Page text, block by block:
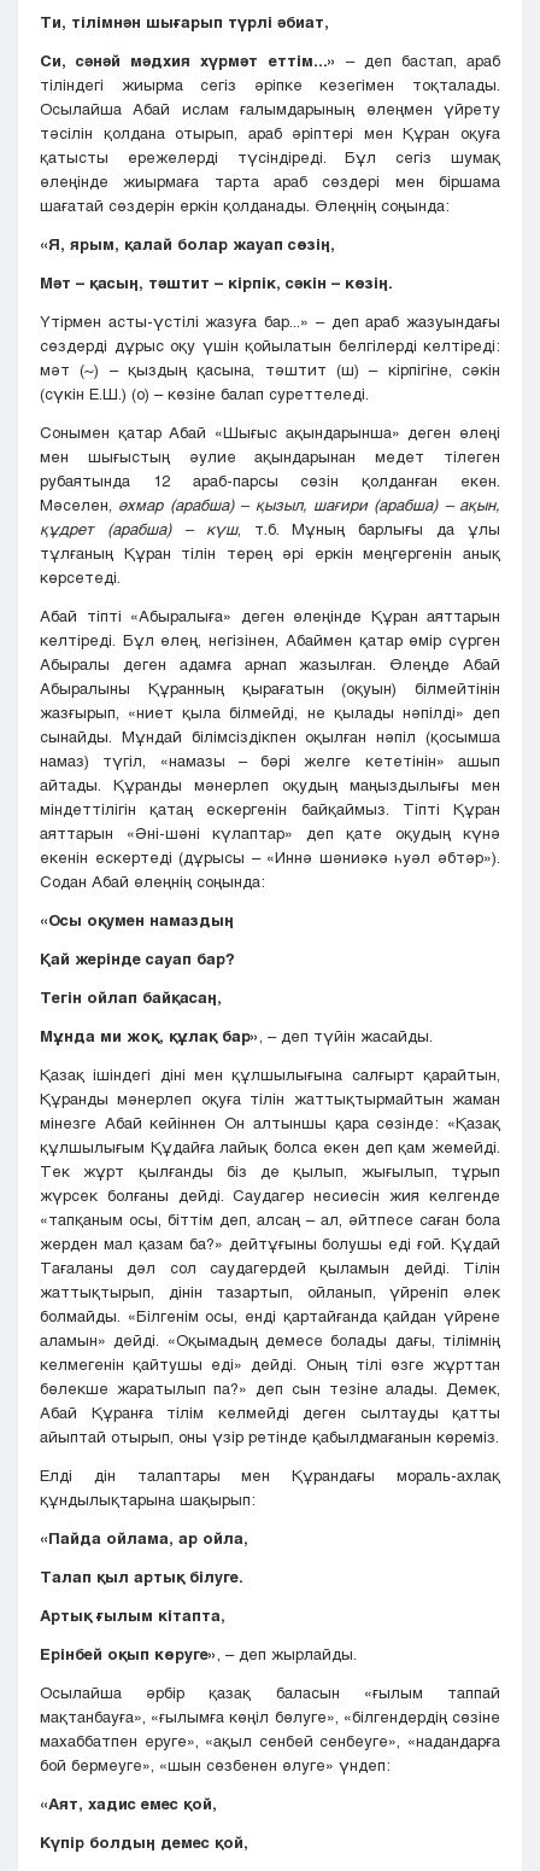
Ти, тілімнән шығарып түрлі әбиат,
Си, сәнәй мәдхия хүрмәт еттім...» – деп бастап, араб
тіліндегі жиырма сегіз әріпке кезегімен тоқталады.
Осылайша Абай ислам ғалымдарының өлеңмен үйрету
тәсілін қолдана отырып, араб әріптері мен Құран оқуға
қатысты ережелерді түсіндіреді. Бұл сегіз шумақ
өлеңінде жиырмаға тарта араб сөздері мен біршама
шағатай сөздерін еркін қолданады. Өлеңнің соңында:
«Я, ярым, қалай болар жауап сөзің,
Мәт – қасың, тәштит – кірпік, сәкін – көзің.
Үтірмен асты-үстілі жазуға бар...» – деп араб жазуындағы
сөздерді дұрыс оқу үшін қойылатын белгілерді келтіреді:
мәт (~) – қыздың қасына, тәштит (ш) – кірпігіне, сәкін
(сүкін Е.Ш.) (о) – көзіне балап суреттеледі.
Сонымен қатар Абай «Шығыс ақындарынша» деген өлеңі
мен шығыстың әулие ақындарынан медет тілеген
рубаятында 12 араб-парсы сөзін қолданған екен.
Мәселен, әхмар (арабша) – қызыл, шағири (арабша) – ақын,
құдрет (арабша) – күш, т.б. Мұның барлығы да ұлы
тұлғаның Құран тілін терең әрі еркін меңгергенін анық
көрсетеді.
Абай тіпті «Абыралыға» деген өлеңінде Құран аяттарын
келтіреді. Бұл өлең, негізінен, Абаймен қатар өмір сүрген
Абыралы деген адамға арнап жазылған. Өлеңде Абай
Абыралыны Құранның қырағатын (оқуын) білмейтінін
жазғырып, «ниет қыла білмейді, не қылады нәпілді» деп
сынайды. Мұндай білімсіздікпен оқылған нәпіл (қосымша
намаз) түгіл, «намазы – бәрі желге кететінін» ашып
айтады. Құранды мәнерлеп оқудың маңыздылығы мен
міндеттілігін қатаң ескергенін байқаймыз. Тіпті Құран
аяттарын «Әні-шәні күлаптар» деп қате оқудың күнә
екенін ескертеді (дұрысы – «Иннә шәниәкә һуәл әбтәр»).
Содан Абай өлеңнің соңында:
«Осы оқумен намаздың
Қай жерінде сауап бар?
Тегін ойлап байқасаң,
Мұнда ми жоқ, құлақ бар» , – деп түйін жасайды.
Қазақ ішіндегі діні мен құлшылығына салғырт қарайтын,
Құранды мәнерлеп оқуға тілін жаттықтырмайтын жаман
мінезге Абай кейіннен Он алтыншы қара сөзінде: «Қазақ
құлшылығым Құдайға лайық болса екен деп қам жемейді.
Тек жұрт қылғанды біз де қылып, жығылып, тұрып
жүрсек болғаны дейді. Саудагер несиесін жия келгенде
«тапқаным осы, біттім деп, алсаң – ал, әйтпесе саған бола
жерден мал қазам ба?» дейтұғыны болушы еді ғой. Құдай
Тағаланы дәл сол саудагердей қыламын дейді. Тілін
жаттықтырып, дінін тазартып, ойланып, үйреніп әлек
болмайды. «Білгенім осы, енді қартайғанда қайдан үйрене
аламын» дейді. «Оқымадың демесе болады дағы, тілімнің
келмегенін қайтушы еді» дейді. Оның тілі өзге жұрттан
бөлекше жаратылып па?» деп сын тезіне алады. Демек,
Абай Құранға тілім келмейді деген сылтауды қатты
айыптай отырып, оны үзір ретінде қабылдмағанын көреміз.
Елді дін талаптары мен Құрандағы мораль-ахлақ
құндылықтарына шақырып:
«Пайда ойлама, ар ойла,
Талап қыл артық білуге.
Артық ғылым кітапта,
Ерінбей оқып көруге» , – деп жырлайды.
Осылайша әрбір қазақ баласын «ғылым таппай
мақтанбауға», «ғылымға көңіл бөлуге», «білгендердің сөзіне
махаббатпен еруге», «ақыл сенбей сенбеуге», «надандарға
бой бермеуге», «шын сөзбенен өлуге» үндеп:
«Аят, хадис емес қой,
Күпір болдың демес қой,